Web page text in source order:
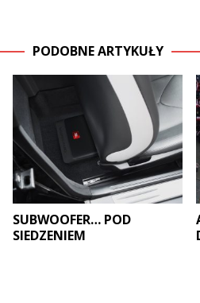
PODOBNE ARTYKUŁY
SUBWOOFER… POD
SIEDZENIEM